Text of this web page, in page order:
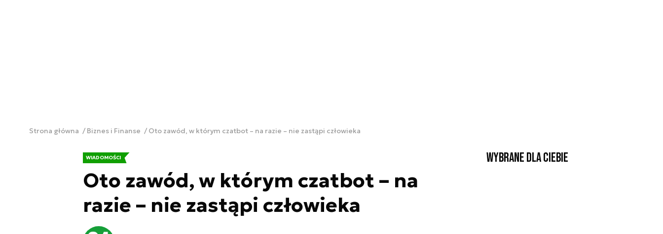
Strona główna Biznes i Finanse Oto zawód, w którym czatbot – na razie – nie zastąpi człowieka
WIADOMOŚCI
Oto zawód, w którym czatbot – na
razie – nie zastąpi człowieka
Wybrane dla Ciebie